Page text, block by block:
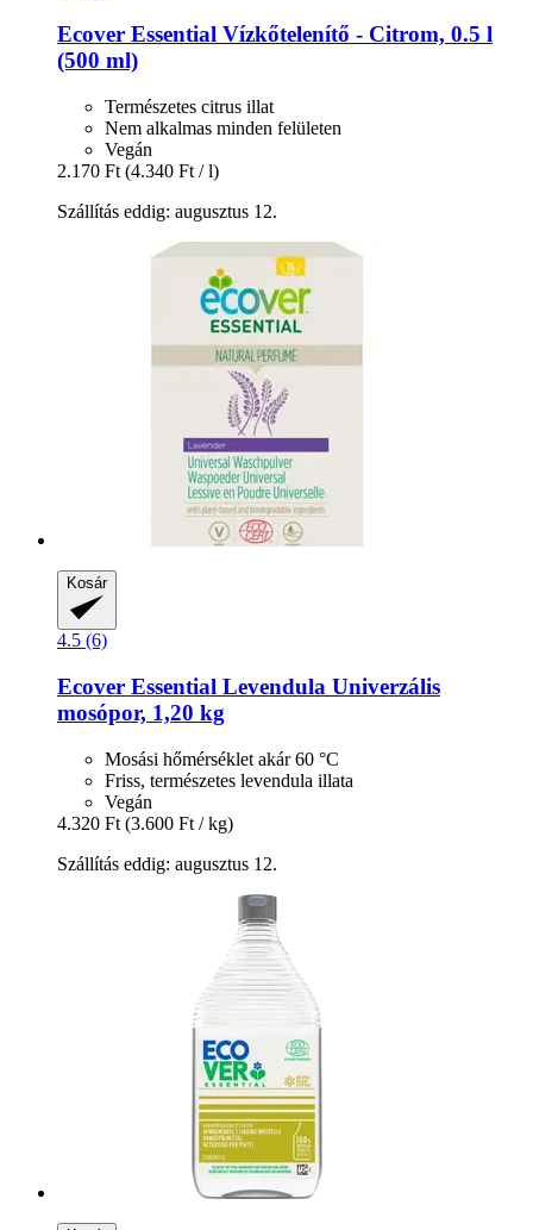
Ecover Essential Vízkőtelenítő -​ Citrom, 0.5 l
(500 ml)
Természetes citrus illat
Nem alkalmas minden felületen
Vegán
2.170 Ft (4.340 Ft / l)
Szállítás eddig: augusztus 12.
Kosár
4.5 (6)
Ecover Essential Levendula Univerzális
mosópor, 1,20 kg
Mosási hőmérséklet akár 60 °C
Friss, természetes levendula illata
Vegán
4.320 Ft (3.600 Ft / kg)
Szállítás eddig: augusztus 12.